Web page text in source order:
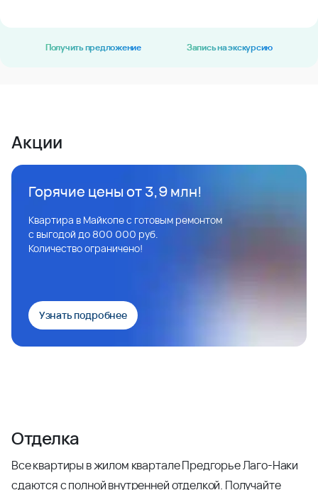
Получить предложение Запись на экскурсию
Акции
Горячие цены от 3,9 млн!
Квартира в Майкопе с готовым ремонтом
с выгодой до 800 000 руб.
Количество ограничено!
Узнать подробнее
Отделка
Все квартиры в жилом квартале Предгорье Лаго-Наки
сдаются с полной внутренней отделкой. Получайте